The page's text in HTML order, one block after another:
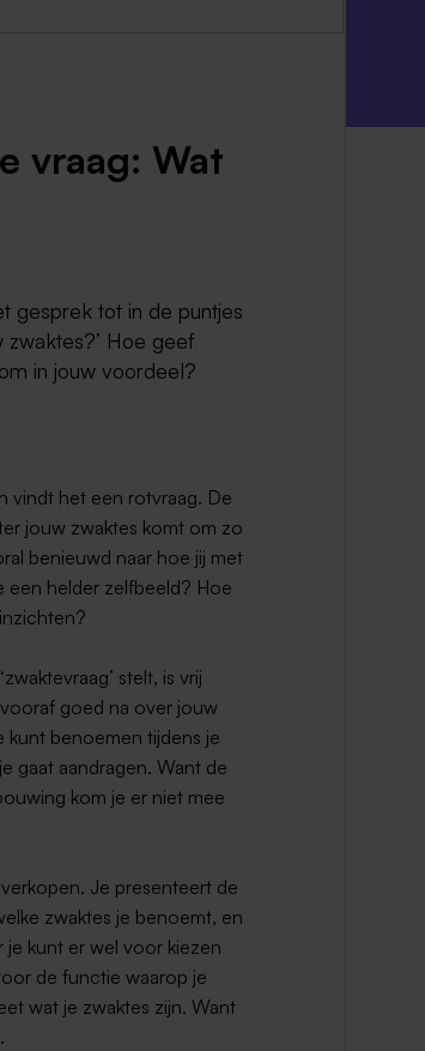
vraag: Wat
gesprek tot in de puntjes
zwaktes?’ Hoe geef
in jouw voordeel?
vindt het een rotvraag. De
jouw zwaktes komt om zo
benieuwd naar hoe jij met
een helder zelfbeeld? Hoe
stelt, is vrij
goed na over jouw
kunt benoemen tijdens je
gaat aandragen. Want de
kom je er niet mee
Je presenteert de
zwaktes je benoemt, en
je kunt er wel voor kiezen
de functie waarop je
wat je zwaktes zijn. Want